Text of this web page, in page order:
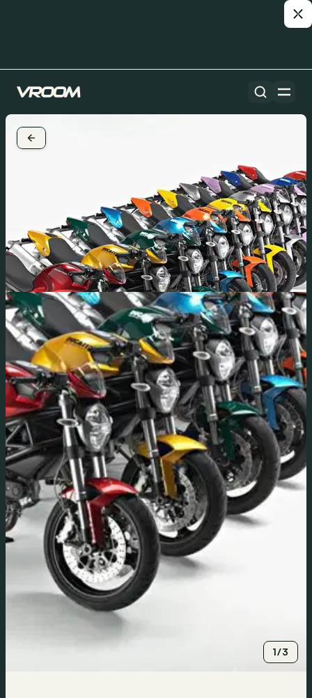
1/3